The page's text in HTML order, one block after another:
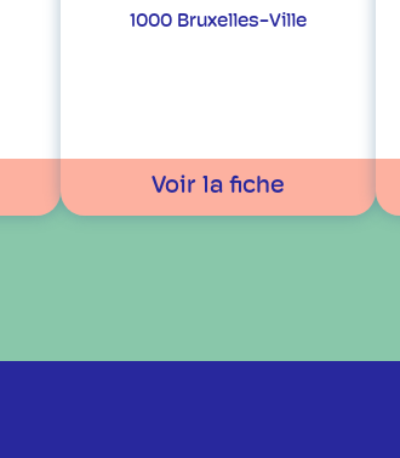
1000 Bruxelles-Ville
Voir la fiche